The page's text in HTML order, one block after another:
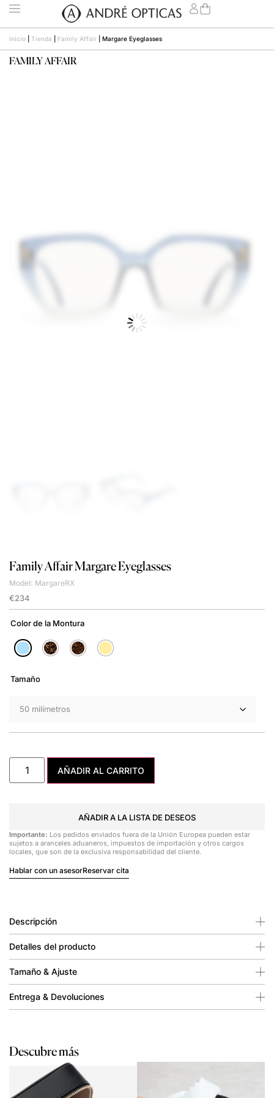
Inicio Tienda Family Affair Margare Eyeglasses
FAMILY AFFAIR
Family AffairMargare Eyeglasses
Model: MargareRX
€234
Color de la Montura
Tamaño
AÑADIR AL CARRITO
AÑADIR A LA LISTA DE DESEOS
Importante: Los pedidos enviados fuera de la Unión Europea pueden estar
sujetos a aranceles aduaneros, impuestos de importación y otros cargos
locales, que son de la exclusiva responsabilidad del cliente.
Hablar con un asesorReservar cita
Descripción
Detalles del producto
Tamaño & Ajuste
Entrega & Devoluciones
Descubre más